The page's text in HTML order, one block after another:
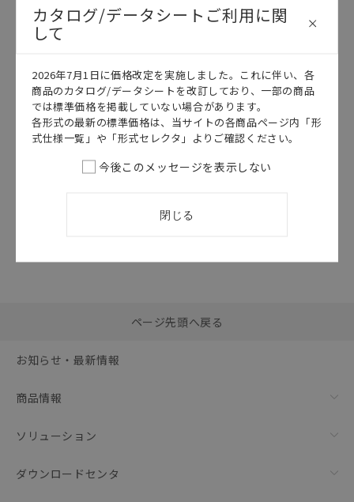
カタログ 日本語
E3FA
E3FA データシ
ート
括ダウンロード
ページ先頭へ戻る
お知らせ・最新情報
商品情報
ソリューション
ダウンロードセンタ
カタログ/データシートご利用に関
して
2026年7月1日に価格改定を実施しました。これに伴い、各
商品のカタログ/データシートを改訂しており、一部の商品
では標準価格を掲載していない場合があります。
各形式の最新の標準価格は、当サイトの各商品ページ内「形
式仕様一覧」や「形式セレクタ」よりご確認ください。
今後このメッセージを表示しない
閉じる